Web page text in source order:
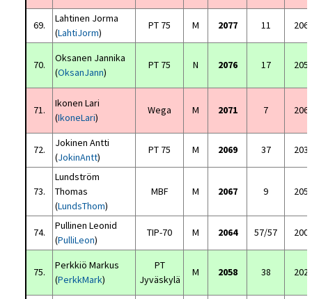
69.
Lahtinen Jorma
(LahtiJorm)
PT 75 M 2077 11
70.
Oksanen Jannika
(OksanJann)
PT 75 N 2076 17
71.
Ikonen Lari
(IkoneLari)
Wega M 2071 7
72.
Jokinen Antti
(JokinAntt)
PT 75 M 2069 37
73.
Lundström
Thomas
(LundsThom)
MBF M 2067 9
74.
Pullinen Leonid
(PulliLeon)
TIP-70 M 2064 57/57
75.
Perkkiö Markus
(PerkkMark)
PT
Jyväskylä
M 2058 38